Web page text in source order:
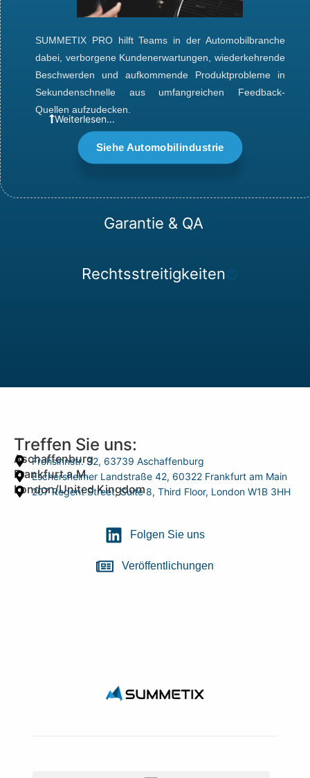
SUMMETIX PROhilft Teams in der Automobilbranche
dabei, verborgene Kundenerwartungen, wiederkehrende
Beschwerden und aufkommende Produktprobleme in
Sekundenschnelle aus umfangreichen Feedback-
Quellen aufzudecken.
Weiterlesen...
Siehe Automobilindustrie
Garantie & QA
Rechtsstreitigkeiten
Treffen Sie uns:
Aschaffenburg
Frohsinnstr. 32, 63739 Aschaffenburg
Frankfurt a.M.
Eschersheimer Landstraße 42, 60322 Frankfurt am Main
London/United Kingdom
207 Regent Street, Suite 8, Third Floor, London W1B 3HH
Folgen Sie uns
Veröffentlichungen